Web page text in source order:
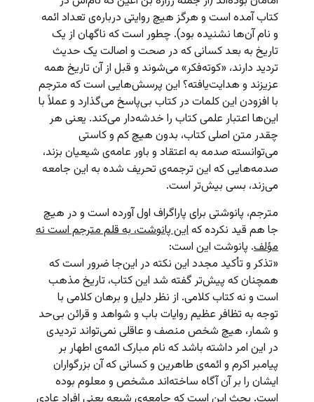
کتاب آمده است و هرگز هیچ روایتی درباره‌ی تعداد ائمه
و نام آن‌ها نشنیده بود). چطور است که ناگهان از یک
تاریخ به بعد کسانی که در صحت و اصالت یک حدیث
تردید دارند، «کوته‌فکر» می‌شوند و قبل از آن تاریخ همه
عزیزند و هدایت‌‌یافته؟ این پرسش‌هایی است که مترجم
با افزودن این کلمات در کتاب بی‌پاسخ می‌گذارد و عملاً با
این‌ها اعتبار علمی کتاب را خدشه‌دار می‌کند. یعنی هر
چقدر متن اصلی کتاب، بدون هیچ کم و کاستی
می‌توانسته صدمه به اعتقاد و باور عامه‌ی شیعیان بزند،
صدمه‌هایی که این ترجمه‌ی تحریف شده به این جامعه
می‌زند، بسی بیش‌تر است.
مترجم، پانوشتی برای پاراگراف اول آورده است و در هیچ
جا هم قید نکرده کهاین پانوشت، به قلم مترجم است نه
مؤلف. پانوشت این است:
«تذکر و تأکید مجدد این نکته در این‌جا ضرور است که
همچنان که پیش‌تر گفته شد این کتاب، تاریخ مذهب
است و نه کتاب کلامی. از نظر دلیل و برهان کلامی با
توجه به تظافر عظیم روایات باب و شواهد و قرائن بی‌حد
و شمار، هیچ شخص منصف و عاقلی نمی‌تواند تردیدی
در این امر داشته باشد که نام مبارک ائمه‌ی اطهار بر
پیامبر اکرم و ائمه‌ی طاهرین و کسانی که آن بزرگواران
ایشان را بر آن آگاه ساخته‌اند مشخص و معلوم بوده